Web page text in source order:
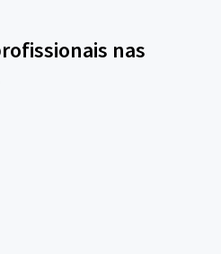
nas